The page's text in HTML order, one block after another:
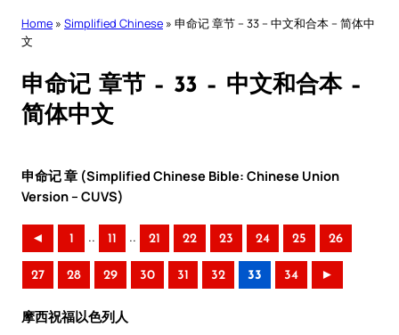
Home » Simplified Chinese » 申命记 章节 – 33 – 中文和合本 – 简体中
文
申命记 章节 – 33 – 中文和合本 –
简体中文
申命记 章 (Simplified Chinese Bible: Chinese Union
Version – CUVS)
◄ 1 .. 11 .. 21 22 23 24 25 26
27 28 29 30 31 32 33 34 ►
摩西祝福以色列人